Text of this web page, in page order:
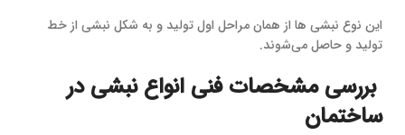
این نوع نبشی ها از همان مراحل اول تولید و به شکل نبشی از خط
تولید و حاصل می‌شوند.
بررسی مشخصات فنی انواع نبشی در
ساختمان